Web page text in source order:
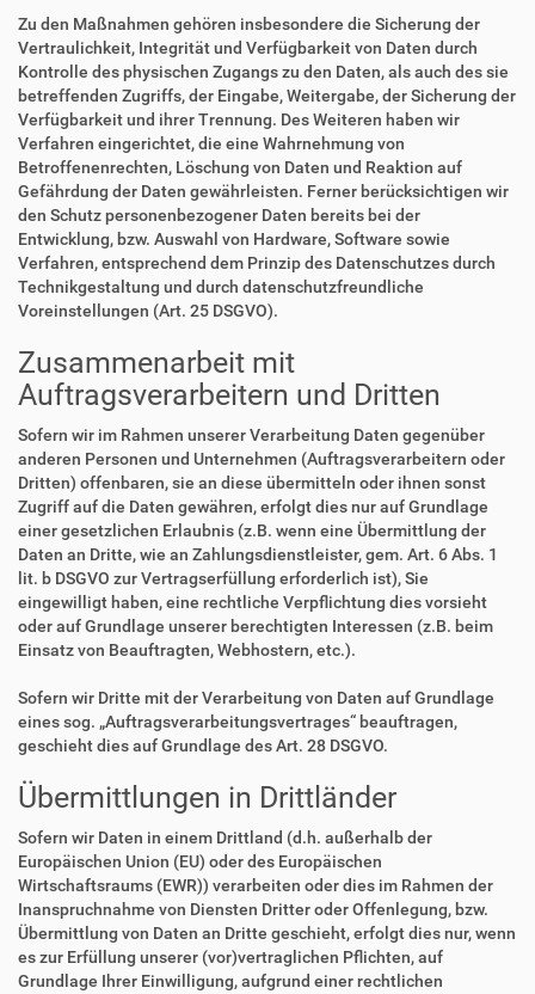
Zu den Maßnahmen gehören insbesondere die Sicherung der
Vertraulichkeit, Integrität und Verfügbarkeit von Daten durch
Kontrolle des physischen Zugangs zu den Daten, als auch des sie
betreffenden Zugriffs, der Eingabe, Weitergabe, der Sicherung der
Verfügbarkeit und ihrer Trennung. Des Weiteren haben wir
Verfahren eingerichtet, die eine Wahrnehmung von
Betroffenenrechten, Löschung von Daten und Reaktion auf
Gefährdung der Daten gewährleisten. Ferner berücksichtigen wir
den Schutz personenbezogener Daten bereits bei der
Entwicklung, bzw. Auswahl von Hardware, Software sowie
Verfahren, entsprechend dem Prinzip des Datenschutzes durch
Technikgestaltung und durch datenschutzfreundliche
Voreinstellungen (Art. 25 DSGVO).
Zusammenarbeit mit
Auftragsverarbeitern und Dritten
Sofern wir im Rahmen unserer Verarbeitung Daten gegenüber
anderen Personen und Unternehmen (Auftragsverarbeitern oder
Dritten) offenbaren, sie an diese übermitteln oder ihnen sonst
Zugriff auf die Daten gewähren, erfolgt dies nur auf Grundlage
einer gesetzlichen Erlaubnis (z.B. wenn eine Übermittlung der
Daten an Dritte, wie an Zahlungsdienstleister, gem. Art. 6 Abs. 1
lit. b DSGVO zur Vertragserfüllung erforderlich ist), Sie
eingewilligt haben, eine rechtliche Verpflichtung dies vorsieht
oder auf Grundlage unserer berechtigten Interessen (z.B. beim
Einsatz von Beauftragten, Webhostern, etc.).
Sofern wir Dritte mit der Verarbeitung von Daten auf Grundlage
eines sog. „Auftragsverarbeitungsvertrages“ beauftragen,
geschieht dies auf Grundlage des Art. 28 DSGVO.
Übermittlungen in Drittländer
Sofern wir Daten in einem Drittland (d.h. außerhalb der
Europäischen Union (EU) oder des Europäischen
Wirtschaftsraums (EWR)) verarbeiten oder dies im Rahmen der
Inanspruchnahme von Diensten Dritter oder Offenlegung, bzw.
Übermittlung von Daten an Dritte geschieht, erfolgt dies nur, wenn
es zur Erfüllung unserer (vor)vertraglichen Pflichten, auf
Grundlage Ihrer Einwilligung, aufgrund einer rechtlichen